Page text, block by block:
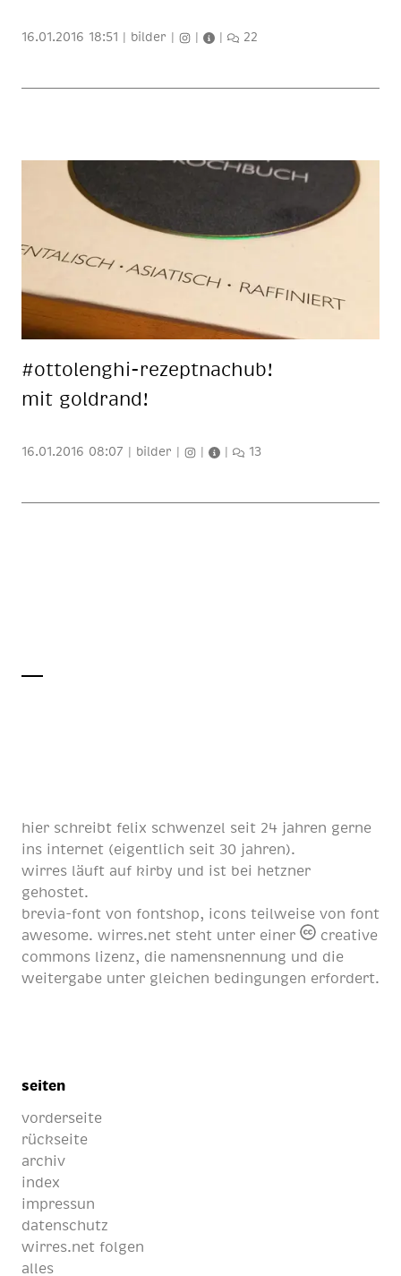
16.01.2016 18:51 | bilder | | | 22
#ot­to­lenghi-re­zept­nachub!
mit gold­rand!
16.01.2016 08:07 | bilder | | | 13
hier schreibt felix schwenzel seit 24 jahren gerne
ins internet (eigentlich seit 30 jahren).
wirres läuft auf kirby und ist bei hetzner
gehostet.
brevia-font von fontshop, icons teilweise von font
awesome. wirres.net steht unter einer
creative
commons lizenz, die namensnennung und die
weitergabe unter gleichen bedingungen erfordert.
seiten
vorderseite
rückseite
archiv
index
impressun
datenschutz
wirres.net folgen
alles